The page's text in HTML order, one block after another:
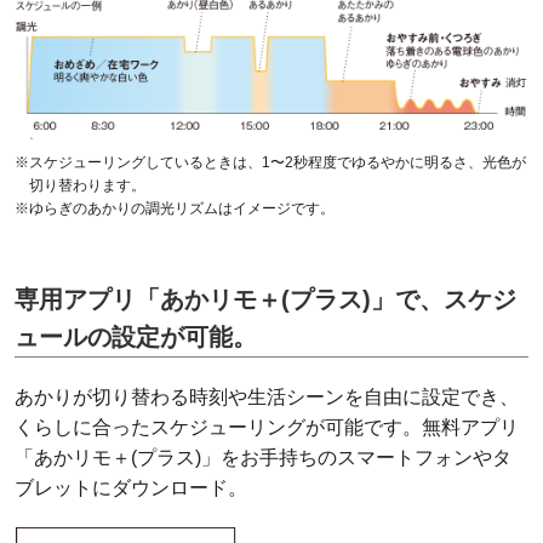
※スケジューリングしているときは、1〜2秒程度でゆるやかに明るさ、光色が
切り替わります。
※ゆらぎのあかりの調光リズムはイメージです。
専用アプリ「あかリモ＋(プラス)」で、スケジ
ュールの設定が可能。
あかりが切り替わる時刻や生活シーンを自由に設定でき、
くらしに合ったスケジューリングが可能です。無料アプリ
「あかリモ＋(プラス)」をお手持ちのスマートフォンやタ
ブレットにダウンロード。